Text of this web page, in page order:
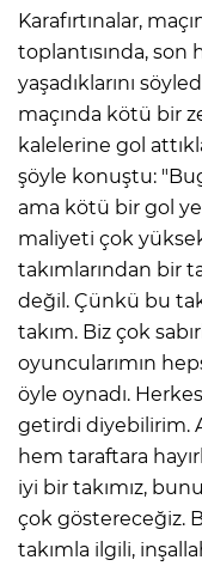
Karafırtınalar,
toplantısında, son
yaşadıklarını
maçında kötü bir
kalelerine gol
şöyle konuştu:
ama kötü bir gol
maliyeti çok
takımlarından bir
değil. Çünkü bu
takım. Biz çok
oyuncularımın
öyle oynadı.
getirdi diyebilirim.
hem taraftara
iyi bir takımız,
çok göstereceğiz.
takımla ilgili,